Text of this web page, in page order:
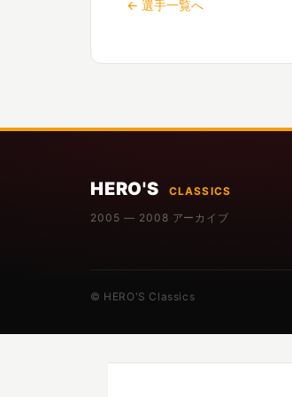
← 選手一覧へ
HERO'S
CLASSICS
2005 — 2008 アーカイブ
© HERO'S Classics